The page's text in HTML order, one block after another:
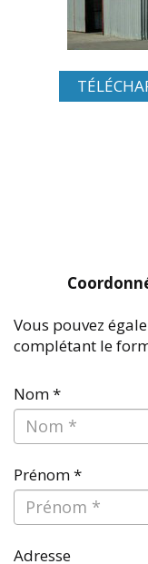
Vous pouvez
complétant le
Nom *
Prénom *
Adresse